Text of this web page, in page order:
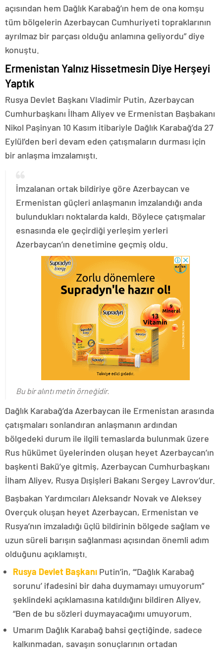
açısından hem Dağlık Karabağ’ın hem de ona komşu
tüm bölgelerin Azerbaycan Cumhuriyeti topraklarının
ayrılmaz bir parçası olduğu anlamına geliyordu” diye
konuştu.
Ermenistan Yalnız Hissetmesin Diye Herşeyi
Yaptık
Rusya Devlet Başkanı Vladimir Putin, Azerbaycan
Cumhurbaşkanı İlham Aliyev ve Ermenistan Başbakanı
Nikol Paşinyan 10 Kasım itibariyle Dağlık Karabağ’da 27
Eylül’den beri devam eden çatışmaların durması için
bir anlaşma imzalamıştı.
İmzalanan ortak bildiriye göre Azerbaycan ve
Ermenistan güçleri anlaşmanın imzalandığı anda
bulundukları noktalarda kaldı. Böylece çatışmalar
esnasında ele geçirdiği yerleşim yerleri
Azerbaycan’ın denetimine geçmiş oldu.
Bu bir alıntı metin örneğidir.
Dağlık Karabağ’da Azerbaycan ile Ermenistan arasında
çatışmaları sonlandıran anlaşmanın ardından
bölgedeki durum ile ilgili temaslarda bulunmak üzere
Rus hükümet üyelerinden oluşan heyet Azerbaycan’ın
başkenti Bakü’ye gitmiş, Azerbaycan Cumhurbaşkanı
İlham Aliyev, Rusya Dışişleri Bakanı Sergey Lavrov’dur.
Başbakan Yardımcıları Aleksandr Novak ve Aleksey
Overçuk oluşan heyet Azerbaycan, Ermenistan ve
Rusya’nın imzaladığı üçlü bildirinin bölgede sağlam ve
uzun süreli barışın sağlanması açısından önemli adım
olduğunu açıklamıştı.
Rusya Devlet Başkanı Putin’in, “‘Dağlık Karabağ
sorunu’ ifadesini bir daha duymamayı umuyorum”
şeklindeki açıklamasına katıldığını bildiren Aliyev,
“Ben de bu sözleri duymayacağımı umuyorum.
Umarım Dağlık Karabağ bahsi geçtiğinde, sadece
kalkınmadan, savaşın sonuçlarının ortadan